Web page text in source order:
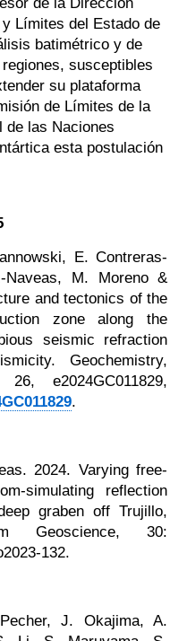
Límites del Estado de
batimétrico y de
susceptibles
su plataforma
de Límites de la
de las Naciones
esta postulación
E. Contreras-
M. Moreno &
and tectonics of the
zone along the
seismic refraction
Geochemistry,
e2024GC011829,
.
2024. Varying free-
simulating reflection
graben off Trujillo,
Geoscience, 30:
132.
J. Okajima, A.